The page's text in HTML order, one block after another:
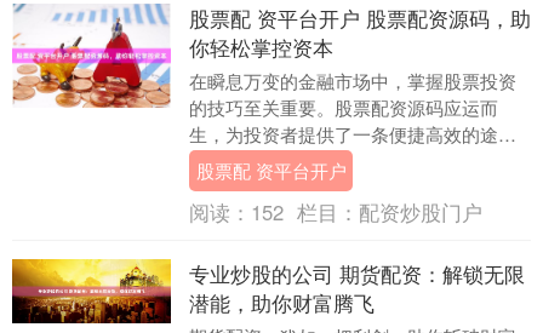
股票配 资平台开户 股票配资源码，助
你轻松掌控资本
在瞬息万变的金融市场中，掌握股票投资
的技巧至关重要。股票配资源码应运而
生，为投资者提供了一条便捷高效的途
径，帮助他们轻松掌控资本。 问必选严格
遵守监管要求，采用....
股票配 资平台开户
阅读： 152 栏目： 配资炒股门户
专业炒股的公司 期货配资：解锁无限
潜能，助你财富腾飞